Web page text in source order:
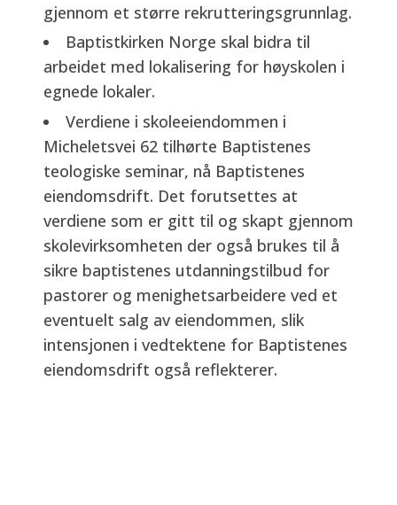
gjennom et større rekrutteringsgrunnlag.
Baptistkirken Norge skal bidra til
arbeidet med lokalisering for høyskolen i
egnede lokaler.
Verdiene i skoleeiendommen i
Micheletsvei 62 tilhørte Baptistenes
teologiske seminar, nå Baptistenes
eiendomsdrift. Det forutsettes at
verdiene som er gitt til og skapt gjennom
skolevirksomheten der også brukes til å
sikre baptistenes utdanningstilbud for
pastorer og menighetsarbeidere ved et
eventuelt salg av eiendommen, slik
intensjonen i vedtektene for Baptistenes
eiendomsdrift også reflekterer.